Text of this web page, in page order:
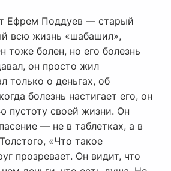
Ефрем Поддуев — старый
всю жизнь «шабашил»,
тоже болен, но его болезнь
он просто жил
только о деньгах, об
болезнь настигает его, он
пустоту своей жизни. Он
— не в таблетках, а в
«Что такое
прозревает. Он видит, что